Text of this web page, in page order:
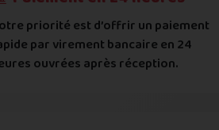
ou contrefaits
priorité est d’offrir un paiement
par virement bancaire en 24
ouvrées après réception.